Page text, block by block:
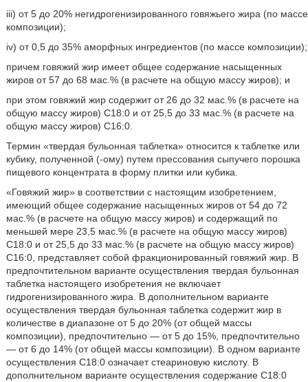
iii) от 5 до 20% негидрогенизированного говяжьего жира (по массе
композиции);
iv) от 0,5 до 35% аморфных ингредиентов (по массе композиции);
причем говяжий жир имеет общее содержание насыщенных
жиров от 57 до 68 мас.% (в расчете на общую массу жиров); и
при этом говяжий жир содержит от 26 до 32 мас.% (в расчете на
общую массу жиров) C18:0 и от 25,5 до 33 мас.% (в расчете на
общую массу жиров) C16:0.
Термин «твердая бульонная таблетка» относится к таблетке или
кубику, полученной (-ому) путем прессования сыпучего порошка
пищевого концентрата в форму плитки или кубика.
«Говяжий жир» в соответствии с настоящим изобретением,
имеющий общее содержание насыщенных жиров от 54 до 72
мас.% (в расчете на общую массу жиров) и содержащий по
меньшей мере 23,5 мас.% (в расчете на общую массу жиров)
C18:0 и от 25,5 до 33 мас.% (в расчете на общую массу жиров)
C16:0, представляет собой фракционированный говяжий жир. В
предпочтительном варианте осуществления твердая бульонная
таблетка настоящего изобретения не включает
гидрогенизированного жира. В дополнительном варианте
осуществления твердая бульонная таблетка содержит жир в
количестве в диапазоне от 5 до 20% (от общей массы
композиции), предпочтительно — от 5 до 15%, предпочтительно
— от 6 до 14% (от общей массы композиции). В одном варианте
осуществления C18:0 означает стеариновую кислоту. В
дополнительном варианте осуществления содержание C18:0